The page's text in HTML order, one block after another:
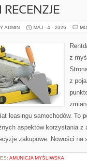
RECENZJE
ADMIN MAJ - 4 - 2026
z
z
leasingu samochodów. To
aspektów korzystania z
zakupowe. Nowości na
AMUNICJA MYŚLIWSKA